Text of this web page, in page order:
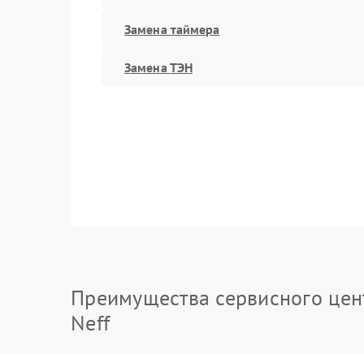
Замена таймера
Замена ТЭН
Преимущества сервисного
Neff